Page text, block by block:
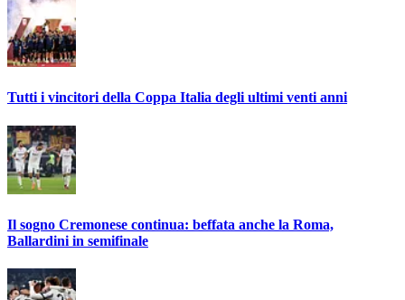
Tutti i vincitori della Coppa Italia degli ultimi venti anni
Il sogno Cremonese continua: beffata anche la Roma,
Ballardini in semifinale